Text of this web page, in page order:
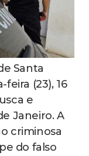
Santa
(23), 16
e
Janeiro. A
criminosa
do falso